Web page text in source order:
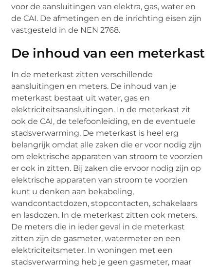
voor de aansluitingen van elektra, gas, water en
de CAI. De afmetingen en de inrichting eisen zijn
vastgesteld in de NEN 2768.
De inhoud van een meterkast
In de meterkast zitten verschillende
aansluitingen en meters. De inhoud van je
meterkast bestaat uit water, gas en
elektriciteitsaansluitingen. In de meterkast zit
ook de CAI, de telefoonleiding, en de eventuele
stadsverwarming. De meterkast is heel erg
belangrijk omdat alle zaken die er voor nodig zijn
om elektrische apparaten van stroom te voorzien
er ook in zitten. Bij zaken die ervoor nodig zijn op
elektrische apparaten van stroom te voorzien
kunt u denken aan bekabeling,
wandcontactdozen, stopcontacten, schakelaars
en lasdozen. In de meterkast zitten ook meters.
De meters die in ieder geval in de meterkast
zitten zijn de gasmeter, watermeter en een
elektriciteitsmeter. In woningen met een
stadsverwarming heb je geen gasmeter, maar